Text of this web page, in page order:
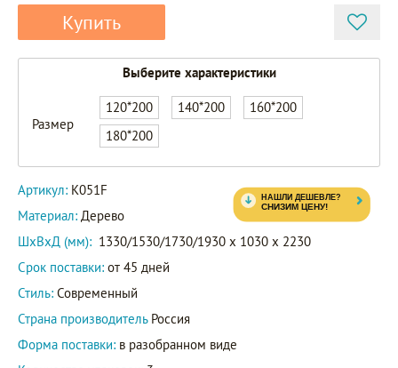
Купить
Выберите характеристики
Размер
120*200 140*200
160*200
180*200
120-
K02-
B01
140-
K02-
B01
K051F-
K02-
K051F-
K02-
B01
Артикул: K051F
Материал: Дерево
ШxВxД (мм): 1330/1530/1730/1930 x 1030 x 2230
Срок поставки: от 45 дней
Стиль: Современный
Страна производитель Россия
Форма поставки: в разобранном виде